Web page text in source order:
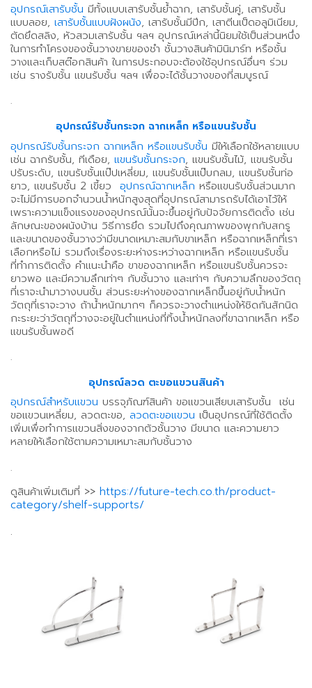
อุปกรณ์เสารับชั้น มีทั้งแบบเสารับชั้นย้ำฉาก, เสารับชั้นคู่, เสารับชั้น
แบบลอย, เสารับชั้นแบบฝังผนัง, เสารับชั้นมีปีก, เสาตีนเป็ดอลูมิเนียม,
ตัดยึดสลิง, หัวสวมเสารับชั้น ฯลฯ อุปกรณ์เหล่านี้นิยมใช้เป็นส่วนหนึ่ง
ในการทำโครงของชั้นวางขายของชำ ชั้นวางสินค้ามินิมาร์ท หรือชั้น
วางและเก็บสต๊อกสินค้า ในการประกอบจะต้องใช้อุปกรณ์อื่นๆ ร่วม
เช่น รางรับชั้น แขนรับชั้น ฯลฯ เพื่อจะได้ชั้นวางของที่สมบูรณ์
.
อุปกรณ์รับชั้นกระจก ฉากเหล็ก หรือแขนรับชั้น
อุปกรณ์รับชั้นกระจก ฉากเหล็ก หรือแขนรับชั้น มีให้เลือกใช้หลายแบบ
เช่น ฉากรับชั้น, ทีเดือย, แขนรับชั้นกระจก, แขนรับชั้นไม้, แขนรับชั้น
ปรับระดับ, แขนรับชั้นแป๊ปเหลี่ยม, แขนรับชั้นแป๊บกลม, แขนรับชั้นท่อ
ยาว, แขนรับชั้น 2 เขี้ยว อุปกรณ์ฉากเหล็ก หรือแขนรับชั้นส่วนมาก
จะไม่มีการบอกจำนวนน้ำหนักสูงสุดที่อุปกรณ์สามารถรับได้เอาไว้ให้
เพราะความแข็งแรงของอุปกรณ์นั้นจะขึ้นอยู่กับปัจจัยการติดตั้ง เช่น
ลักษณะของผนังบ้าน วิธีการยึด รวมไปถึงคุณภาพของพุกกับสกรู
และขนาดของชั้นวางว่ามีขนาดเหมาะสมกับขาเหล็ก หรือฉากเหล็กที่เรา
เลือกหรือไม่ รวมถึงเรื่องระยะห่างระหว่างฉากเหล็ก หรือแขนรับชั้น
ที่ทำการติดตั้ง คำแนะนำคือ ขาของฉากเหล็ก หรือแขนรับชั้นควรจะ
ยาวพอ และมีความลึกเท่าๆ กับชั้นวาง และเท่าๆ กับความลึกของวัตถุ
ที่เราจะนำมาวางบนชั้น ส่วนระยะห่างของฉากเหล็กขึ้นอยู่กับน้ำหนัก
วัตถุที่เราจะวาง ถ้าน้ำหนักมากๆ ก็ควรจะวางตำแหน่งให้ชิดกันสักนิด
กะระยะว่าวัตถุที่วางจะอยู่ในตำแหน่งที่ทิ้งน้ำหนักลงที่ขาฉากเหล็ก หรือ
แขนรับชั้นพอดี
.
อุปกรณ์ลวด ตะขอแขวนสินค้า
อุปกรณ์สำหรับแขวน บรรจุภัณฑ์สินค้า ขอแขวนเสียบเสารับชั้น เช่น
ขอแขวนเหลี่ยม, ลวดตะขอ, ลวดตะขอแขวน เป็นอุปกรณ์ที่ใช้ติดตั้ง
เพิ่มเพื่อทำการแขวนสิ่งของจากตัวชั้นวาง มีขนาด และความยาว
หลายให้เลือกใช้ตามความเหมาะสมกับชั้นวาง
.
ดูสินค้าเพิ่มเติมที่ >> https://future-tech.co.th/product-
category/shelf-supports/
.